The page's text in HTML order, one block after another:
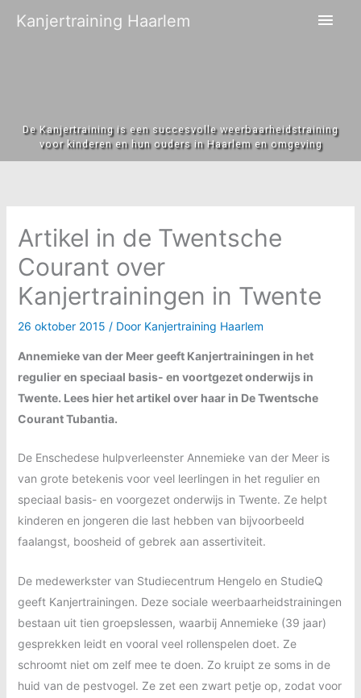
Kanjertraining Haarlem
De Kanjertraining is een succesvolle weerbaarheidstraining
voor kinderen en hun ouders in Haarlem en omgeving
Artikel in de Twentsche
Courant over
Kanjertrainingen in Twente
26 oktober 2015 / Door Kanjertraining Haarlem
Annemieke van der Meer geeft Kanjertrainingen in het
regulier en speciaal basis- en voortgezet onderwijs in
Twente. Lees hier het artikel over haar in De Twentsche
Courant Tubantia.
De Enschedese hulpverleenster Annemieke van der Meer is
van grote betekenis voor veel leerlingen in het regulier en
speciaal basis- en voorgezet onderwijs in Twente. Ze helpt
kinderen en jongeren die last hebben van bijvoorbeeld
faalangst, boosheid of gebrek aan assertiviteit.
De medewerkster van Studiecentrum Hengelo en StudieQ
geeft Kanjertrainingen. Deze sociale weerbaarheidstrainingen
bestaan uit tien groepslessen, waarbij Annemieke (39 jaar)
gesprekken leidt en vooral veel rollenspelen doet. Ze
schroomt niet om zelf mee te doen. Zo kruipt ze soms in de
huid van de pestvogel. Ze zet een zwart petje op, zodat voor